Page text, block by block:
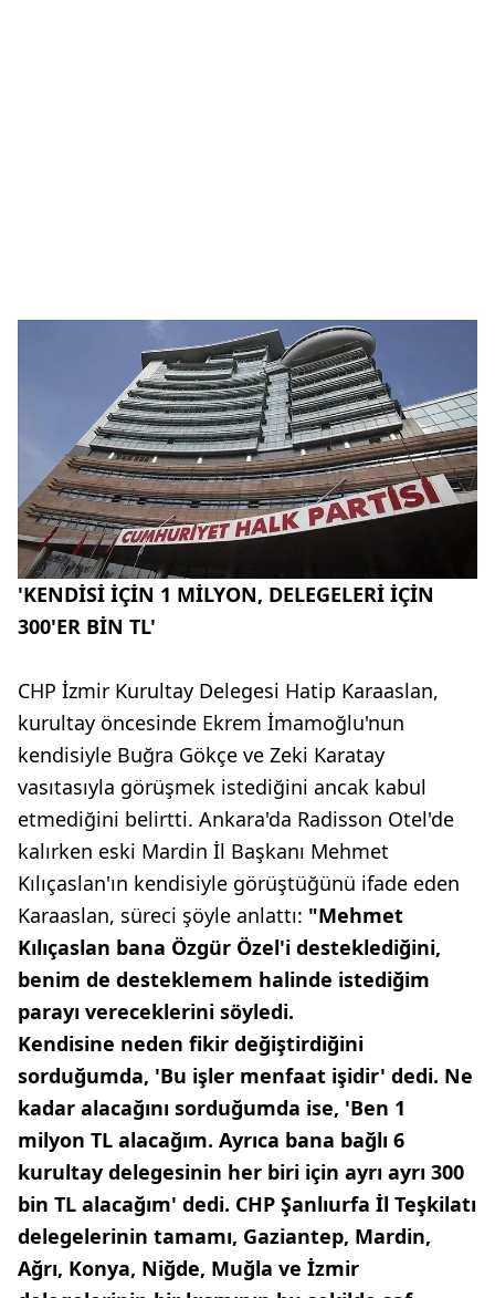
'KENDİSİ İÇİN 1 MİLYON, DELEGELERİ İÇİN
300'ER BİN TL'
CHP İzmir Kurultay Delegesi Hatip Karaaslan,
kurultay öncesinde Ekrem İmamoğlu'nun
kendisiyle Buğra Gökçe ve Zeki Karatay
vasıtasıyla görüşmek istediğini ancak kabul
etmediğini belirtti. Ankara'da Radisson Otel'de
kalırken eski Mardin İl Başkanı Mehmet
Kılıçaslan'ın kendisiyle görüştüğünü ifade eden
Karaaslan, süreci şöyle anlattı: "Mehmet
Kılıçaslan bana Özgür Özel'i desteklediğini,
benim de desteklemem halinde istediğim
parayı vereceklerini söyledi.
Kendisine neden fikir değiştirdiğini
sorduğumda, 'Bu işler menfaat işidir' dedi. Ne
kadar alacağını sorduğumda ise, 'Ben 1
milyon TL alacağım. Ayrıca bana bağlı 6
kurultay delegesinin her biri için ayrı ayrı 300
bin TL alacağım' dedi. CHP Şanlıurfa İl Teşkilatı
delegelerinin tamamı, Gaziantep, Mardin,
Ağrı, Konya, Niğde, Muğla ve İzmir